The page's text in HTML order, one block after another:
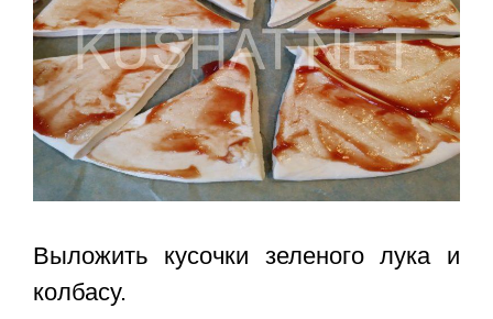
Выложить кусочки зеленого лука и
колбасу.